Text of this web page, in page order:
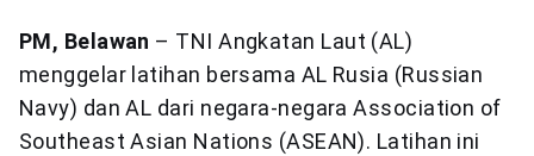
PM, Belawan – TNI Angkatan Laut (AL)
menggelar latihan bersama AL Rusia (Russian
Navy) dan AL dari negara-negara Association of
Southeast Asian Nations (ASEAN). Latihan ini